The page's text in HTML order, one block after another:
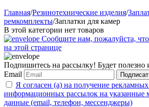
Главная/Резинотехнические изделия/
ремкомплекты/Заплатки для камер
В этой категории нет товаров
Сообщите нам, пожалуйста,
на этой странице
Подпишитесь на рассылку! Будет полезно
Email
Я согласен (а) на получение
информационных рассылок на указанные
данные (email, телефон, мессенджеры)